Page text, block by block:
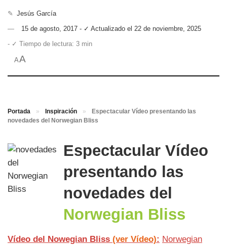
✎ Jesús García
15 de agosto, 2017 - ✓ Actualizado el 22 de noviembre, 2025
- ✓ Tiempo de lectura: 3 min
AA
Portada » Inspiración »
Espectacular Vídeo presentando las
novedades del Norwegian Bliss
Espectacular Vídeo
presentando las
novedades del
Norwegian Bliss
Vídeo del Nowegian Bliss (ver Vídeo): Norwegian